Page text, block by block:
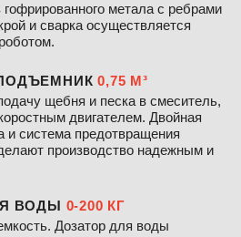
гофрированного метала с ребрами
и сварка осуществляется
0,75 М³
щебня и песка в смеситель,
двигателем. Двойная
и система предотвращения
производство надежным и
ВОДЫ 0-200 КГ
Дозатор для воды